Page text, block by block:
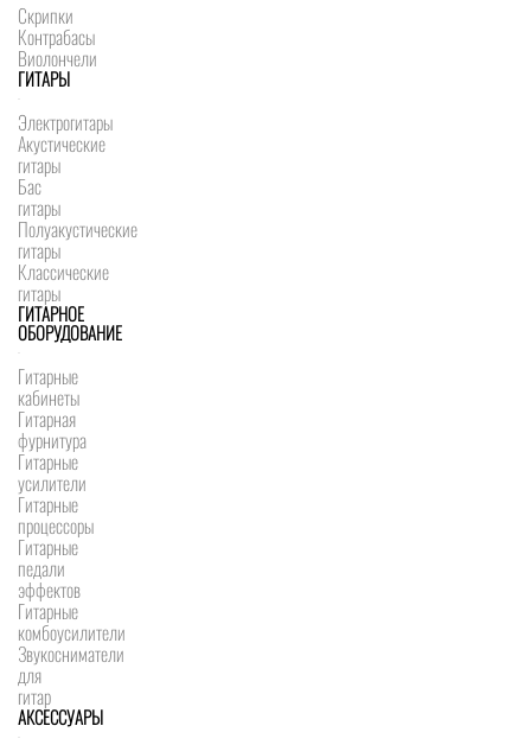
Скрипки
Контрабасы
Виолончели
ГИТАРЫ
Электрогитары
Акустические
гитары
Бас
гитары
Полуакустические
гитары
Классические
гитары
ГИТАРНОЕ
ОБОРУДОВАНИЕ
Гитарные
кабинеты
Гитарная
фурнитура
Гитарные
усилители
Гитарные
процессоры
Гитарные
педали
эффектов
Гитарные
комбоусилители
Звукосниматели
для
гитар
АКСЕССУАРЫ